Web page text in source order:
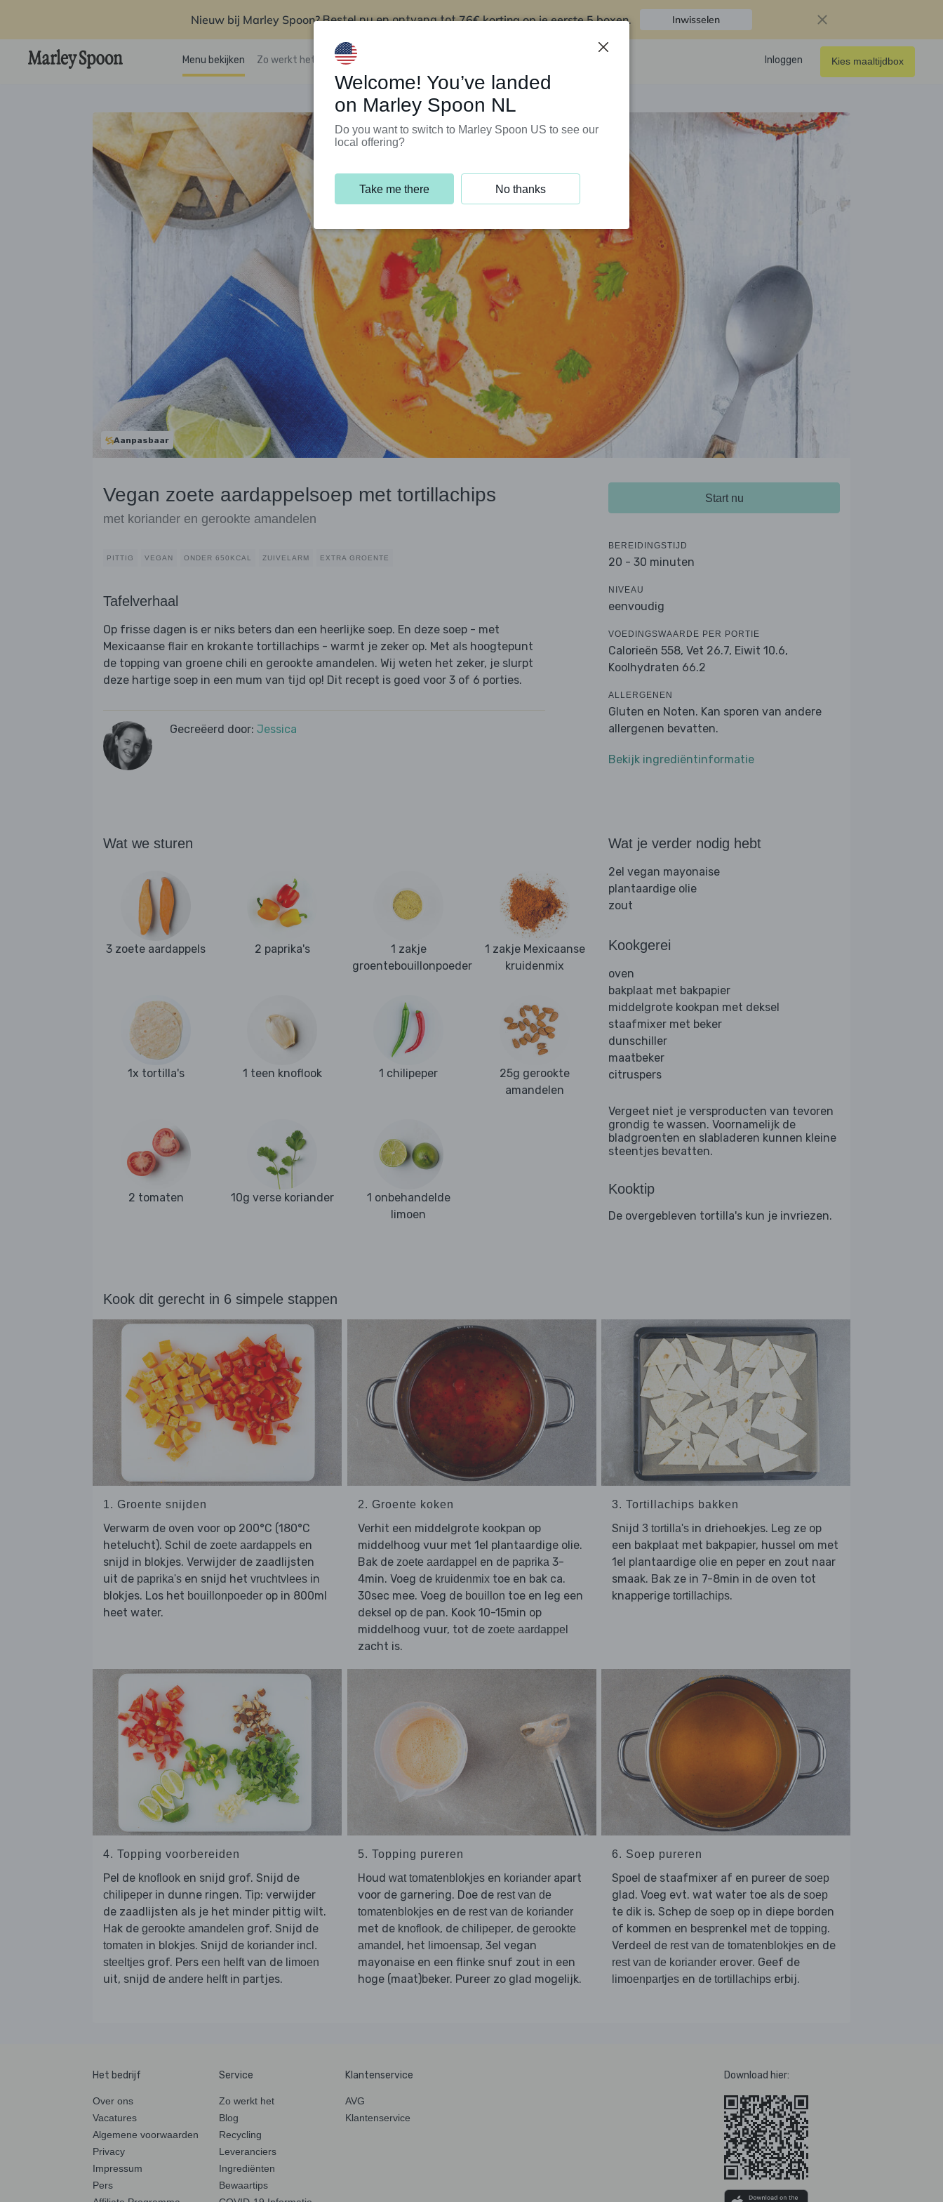
Nieuw bij Marley Spoon?Bestel nu en ontvang tot76€ korting op je eerste 5 boxen. Inwisselen
Menu bekijken Zo werkt het Klantenservice Inloggen Kies maaltijdbox
Aanpasbaar
Vegan zoete aardappelsoep met tortillachips
met koriander en gerookte amandelen
PITTIG VEGAN ONDER 650KCAL ZUIVELARM EXTRA GROENTE
Tafelverhaal
Op frisse dagen is er niks beters dan een heerlijke soep. En deze soep - met
Mexicaanse flair en krokante tortillachips - warmt je zeker op. Met als hoogtepunt
de topping van groene chili en gerookte amandelen. Wij weten het zeker, je slurpt
deze hartige soep in een mum van tijd op! Dit recept is goed voor 3 of 6 porties.
Gecreëerd door: Jessica
Start nu
BEREIDINGSTIJD
20 - 30 minuten
NIVEAU
eenvoudig
VOEDINGSWAARDE PER PORTIE
Calorieën 558, Vet 26.7, Eiwit 10.6,
Koolhydraten 66.2
ALLERGENEN
Gluten en Noten. Kan sporen van andere
allergenen bevatten.
Bekijk ingrediëntinformatie
Wat we sturen
3 zoete aardappels 2 paprika's
1 zakje
groentebouillonpoeder
1 zakje Mexicaanse
kruidenmix
1x tortilla's 1 teen knoflook 1 chilipeper
25g gerookte
amandelen
2 tomaten 10g verse koriander
1 onbehandelde
limoen
Wat je verder nodig hebt
2el vegan mayonaise
plantaardige olie
zout
Kookgerei
oven
bakplaat met bakpapier
middelgrote kookpan met deksel
staafmixer met beker
dunschiller
maatbeker
citruspers
Vergeet niet je versproducten van tevoren
grondig te wassen. Voornamelijk de
bladgroenten en slabladeren kunnen kleine
steentjes bevatten.
Kooktip
De overgebleven tortilla's kun je invriezen.
Kook dit gerecht in 6 simpele stappen
1. Groente snijden
Verwarm de oven voor op 200°C (180°C
hetelucht). Schil de zoete aardappels en
snijd in blokjes. Verwijder de zaadlijsten
uit de paprika's en snijd het vruchtvlees in
blokjes. Los het bouillonpoeder op in 800ml
heet water.
2. Groente koken
Verhit een middelgrote kookpan op
middelhoog vuur met 1el plantaardige olie.
Bak de zoete aardappel en de paprika3-
4min. Voeg de kruidenmixtoe en bak ca.
30sec mee. Voeg de bouillon toe en leg een
deksel op de pan. Kook 10-15min op
middelhoog vuur, tot de zoete aardappel
zacht is.
3. Tortillachips bakken
Snijd 3 tortilla's in driehoekjes. Leg ze op
een bakplaat met bakpapier, hussel om met
1el plantaardige olie en peper en zout naar
smaak. Bak ze in 7-8min in de oven tot
knapperige tortillachips.
4. Topping voorbereiden
Pel de knoflook en snijd grof. Snijd de
chilipeper in dunne ringen. Tip: verwijder
de zaadlijsten als je het minder pittig wilt.
Hak de gerookte amandelen grof. Snijd de
tomaten in blokjes. Snijd de koriander incl.
steeltjes grof. Pers een helft van de limoen
uit, snijd de andere helft in partjes.
5. Topping pureren
Houd wat tomatenblokjesen korianderapart
voor de garnering. Doe de rest van de
tomatenblokjesen de rest van de koriander
met de knoflook, de chilipeper, de gerookte
amandel , het limoensap, 3el vegan
mayonaise en een flinke snuf zout in een
hoge (maat)beker. Pureer zo glad mogelijk.
6. Soep pureren
Spoel de staafmixer af en pureer de soep
glad. Voeg evt. wat water toe als de soep
te dik is. Schep de soep op in diepe borden
of kommen en besprenkel met de topping.
Verdeel de rest van de tomatenblokjes en de
rest van de koriander erover. Geef de
limoenpartjes en de tortillachips erbij.
Het bedrijf
Over ons
Vacatures
Algemene voorwaarden
Privacy
Impressum
Pers
Service
Zo werkt het
Blog
Recycling
Leveranciers
Ingrediënten
Bewaartips
Klantenservice
AVG
Klantenservice
Download hier:
Welcome! You’ve landed
on Marley Spoon NL
Do you want to switch to Marley Spoon US to see our
local offering?
Take me there No thanks